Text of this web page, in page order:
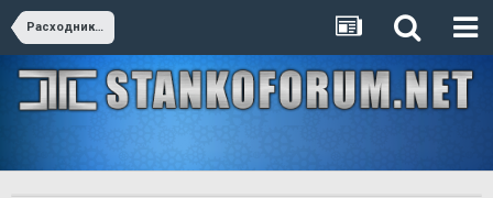
Расходники и поставщики